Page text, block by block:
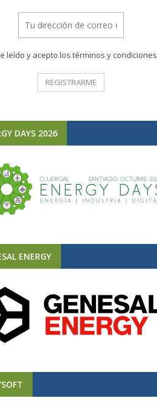
leído y acepto los términos y condiciones
DAYS 2026
ENERGY